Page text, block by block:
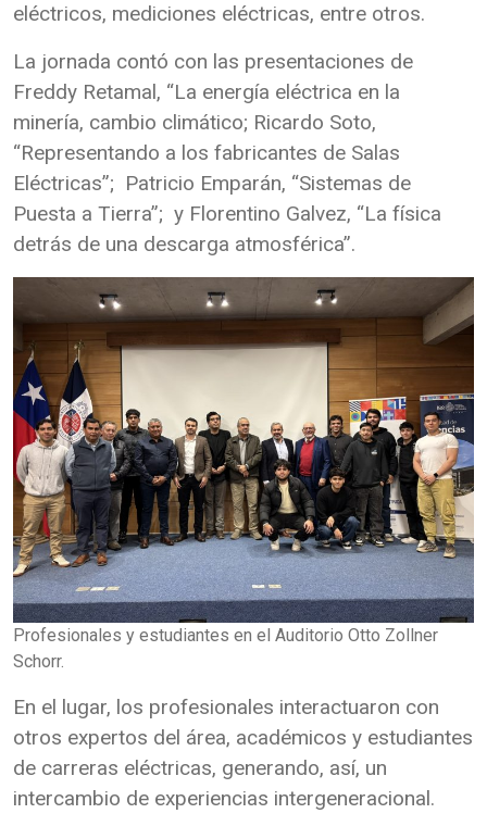
eléctricos, mediciones eléctricas, entre otros.
La jornada contó con las presentaciones de
Freddy Retamal, “La energía eléctrica en la
minería, cambio climático; Ricardo Soto,
“Representando a los fabricantes de Salas
Eléctricas”; Patricio Emparán, “Sistemas de
Puesta a Tierra”; y Florentino Galvez, “La física
detrás de una descarga atmosférica”.
Profesionales y estudiantes en el Auditorio Otto Zollner
Schorr.
En el lugar, los profesionales interactuaron con
otros expertos del área, académicos y estudiantes
de carreras eléctricas, generando, así, un
intercambio de experiencias intergeneracional.